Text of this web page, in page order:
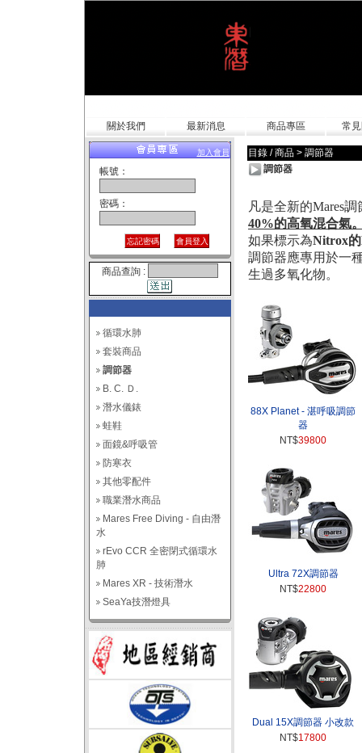
關於我們 最新消息 商品專區 常
加入會員
帳號：
密碼：
商品查詢 :
循環水肺
套裝商品
調節器
B. C. Ｄ.
潛水儀錶
蛙鞋
面鏡&呼吸管
防寒衣
其他零配件
職業潛水商品
Mares Free Diving - 自由潛
水
rEvo CCR 全密閉式循環水
肺
Mares XR - 技術潛水
SeaYa技潛燈具
目錄 / 商品 > 調節器
調節器
凡是全新的Mares
40%的高氧混合氣
如果標示為Nitrox的
調節器應專用於一
生過多氧化物。
88X Planet - 湛呼吸調節
器
NT$39800
Ultra 72X調節器
NT$22800
Dual 15X調節器 小改款
NT$17800